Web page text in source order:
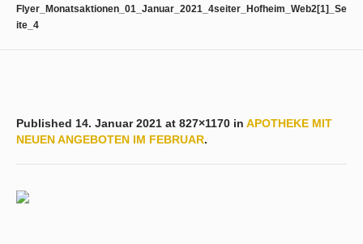
Flyer_Monatsaktionen_01_Januar_2021_4seiter_Hofheim_Web2[1]_Se
ite_4
Published 14. Januar 2021 at 827×1170 in APOTHEKE MIT
NEUEN ANGEBOTEN IM FEBRUAR.